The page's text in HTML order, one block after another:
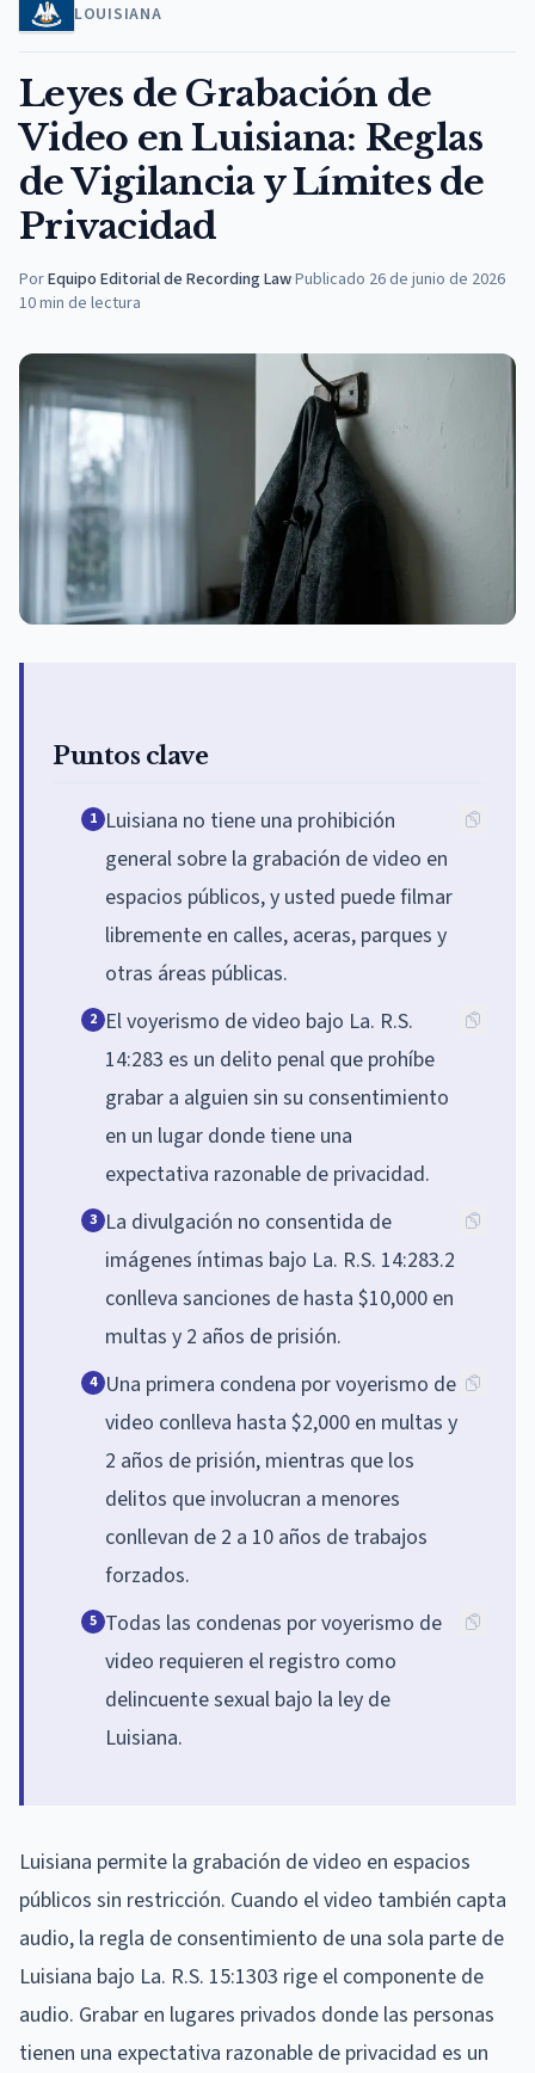
LOUISIANA
Leyes de Grabación de
Video en Luisiana: Reglas
de Vigilancia y Límites de
Privacidad
PorEquipo Editorial de Recording Law·Publicado 26 de junio de 2026
10min de lectura
Puntos clave
1 Luisiana no tiene una prohibición
general sobre la grabación de video en
espacios públicos, y usted puede filmar
libremente en calles, aceras, parques y
otras áreas públicas.
2 El voyerismo de video bajo La. R.S.
14:283 es un delito penal que prohíbe
grabar a alguien sin su consentimiento
en un lugar donde tiene una
expectativa razonable de privacidad.
3 La divulgación no consentida de
imágenes íntimas bajo La. R.S. 14:283.2
conlleva sanciones de hasta $10,000 en
multas y 2 años de prisión.
4 Una primera condena por voyerismo de
video conlleva hasta $2,000 en multas y
2 años de prisión, mientras que los
delitos que involucran a menores
conllevan de 2 a 10 años de trabajos
forzados.
5 Todas las condenas por voyerismo de
video requieren el registro como
delincuente sexual bajo la ley de
Luisiana.
Luisiana permite la grabación de video en espacios
públicos sin restricción. Cuando el video también capta
audio, la regla de consentimiento de una sola parte de
Luisiana bajo La. R.S. 15:1303 rige el componente de
audio. Grabar en lugares privados donde las personas
tienen una expectativa razonable de privacidad es un